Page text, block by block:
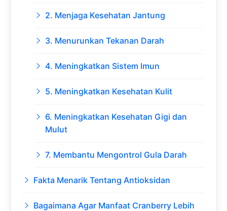
2. Menjaga Kesehatan Jantung
3. Menurunkan Tekanan Darah
4. Meningkatkan Sistem Imun
5. Meningkatkan Kesehatan Kulit
6. Meningkatkan Kesehatan Gigi dan
Mulut
7. Membantu Mengontrol Gula Darah
Fakta Menarik Tentang Antioksidan
Bagaimana Agar Manfaat Cranberry Lebih